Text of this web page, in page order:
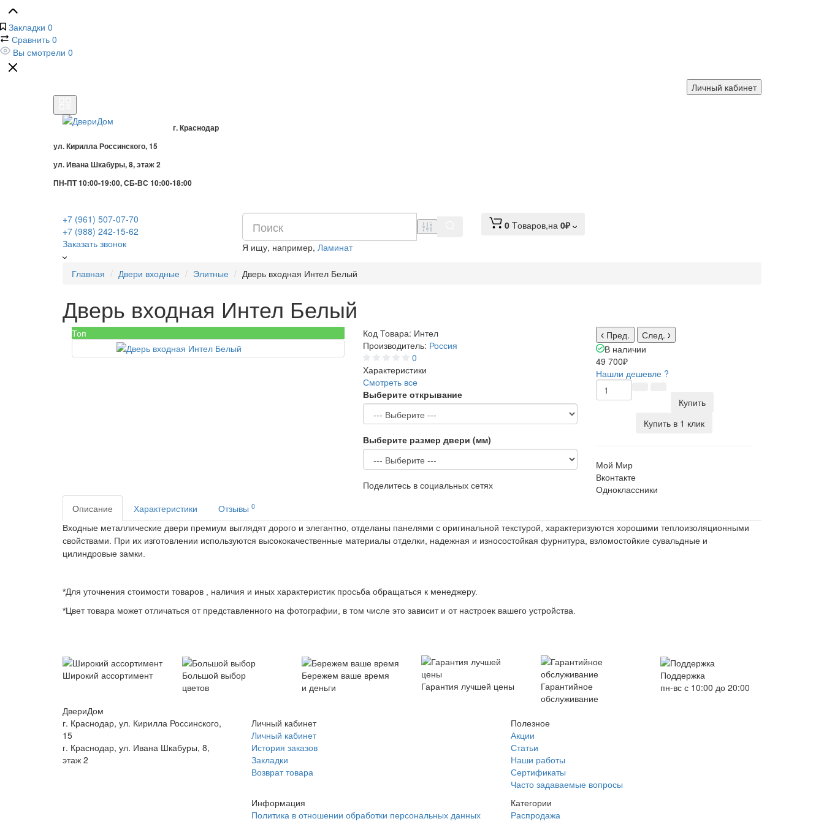
Закладки 0
Сравнить 0
Вы смотрели 0
Личный кабинет
г. Краснодар
ул. Кирилла Россинского, 15
ул. Ивана Шкабуры, 8, этаж 2
ПН-ПТ 10:00-19:00, СБ-ВС 10:00-18:00
+7 (961) 507-07-70
+7 (988) 242-15-62
Заказать звонок
Я ищу, например, Ламинат
0 Tоваров,на 0₽
Главная Двери входные Элитные Дверь входная Интел Белый
Дверь входная Интел Белый
Топ Код Товара: Интел
Производитель: Россия
0
Характеристики
Смотреть все
Выберите открывание
Выберите размер двери (мм)
Поделитесь в социальных сетях
Пред.
След.
В наличии
49 700₽
Нашли дешевле ?
Купить
Купить в 1 клик
Мой Мир
Вконтакте
Одноклассники
Описание
Характеристики Отзывы 0
Входные металлические двери премиум выглядят дорого и элегантно, отделаны панелями с оригинальной текстурой, характеризуются хорошими теплоизоляционными
свойствами. При их изготовлении используются высококачественные материалы отделки, надежная и износостойкая фурнитура, взломостойкие сувальдные и
цилиндровые замки.
*Для уточнения стоимости товаров , наличия и иных характеристик просьба обращаться к менеджеру.
*Цвет товара может отличаться от представленного на фотографии, в том числе это зависит и от настроек вашего устройства.
Широкий ассортимент
Большой выбор
цветов
Бережем ваше время
и деньги
Гарантия лучшей цены
Гарантийное
обслуживание
Поддержка
пн-вс с 10:00 до 20:00
ДвериДом
г. Краснодар, ул. Кирилла Россинского,
15
г. Краснодар, ул. Ивана Шкабуры, 8,
этаж 2
Личный кабинет
Личный кабинет
История заказов
Закладки
Возврат товара
Полезное
Акции
Статьи
Наши работы
Сертификаты
Часто задаваемые вопросы
Информация
Политика в отношении обработки персональных данных
Категории
Распродажа